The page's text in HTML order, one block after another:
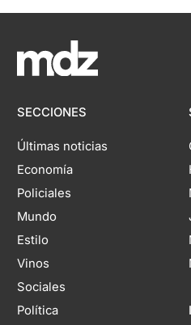
SECCIONES
Últimas noticias
Economía
Policiales
Mundo
Estilo
Vinos
Sociales
Política